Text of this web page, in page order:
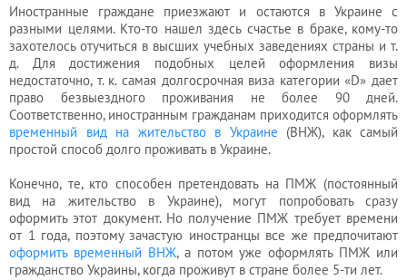
Иностранные граждане приезжают и остаются в Украине с
разными целями. Кто-то нашел здесь счастье в браке, кому-то
захотелось отучиться в высших учебных заведениях страны и т.
д. Для достижения подобных целей оформления визы
недостаточно, т. к. самая долгосрочная виза категории «D» дает
право безвыездного проживания не более 90 дней.
Соответственно, иностранным гражданам приходится оформлять
временный вид на жительство в Украине (ВНЖ), как самый
простой способ долго проживать в Украине.
Конечно, те, кто способен претендовать на ПМЖ (постоянный
вид на жительство в Украине), могут попробовать сразу
оформить этот документ. Но получение ПМЖ требует времени
от 1 года, поэтому зачастую иностранцы все же предпочитают
оформить временный ВНЖ, а потом уже оформлять ПМЖ или
гражданство Украины, когда проживут в стране более 5-ти лет.
Главная
страница
Отзывы
клиентов
Контакты
Вакансии
Наши статьи
КВЭД в
деталях
Наши
консультации
Калькулятор
Миграционные
услуги
Услуги
бухгалтера